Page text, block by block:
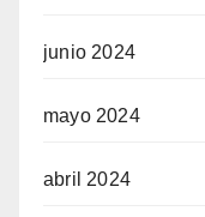
junio 2024
mayo 2024
abril 2024